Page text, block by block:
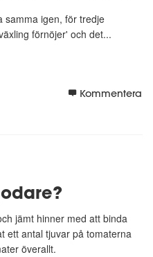
samma igen, för tredje
förnöjer' och det...
Kommentera
jämt hinner med att binda
ett antal tjuvar på tomaterna
överallt.